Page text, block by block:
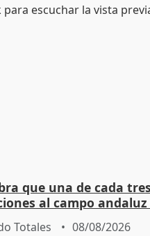
que una de cada
al campo
Totales 08/08/2026